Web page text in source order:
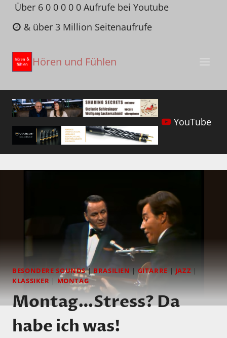
Zum
Inhalt
springen
Über 6 0 0 0 0 0 Aufrufe bei Youtube
& über 3 Million Seitenaufrufe
Hören und Fühlen
YouTube
BESONDERE SOUNDS|BRASILIEN | GITARRE | JAZZ |
KLASSIKER | MONTAG
Montag…Stress? Da
habe ich was!